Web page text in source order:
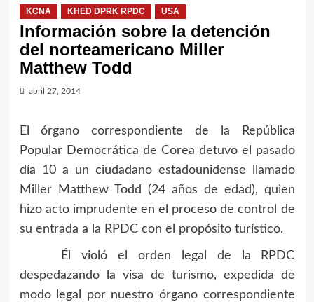
KCNA KHED DPRK RPDC USA
Información sobre la detención
del norteamericano Miller
Matthew Todd
abril 27, 2014
El órgano correspondiente de la República
Popular Democrática de Corea detuvo el pasado
día 10 a un ciudadano estadounidense llamado
Miller Matthew Todd (24 años de edad), quien
hizo acto imprudente en el proceso de control de
su entrada a la RPDC con el propósito turístico.
Él violó el orden legal de la RPDC
despedazando la visa de turismo, expedida de
modo legal por nuestro órgano correspondiente